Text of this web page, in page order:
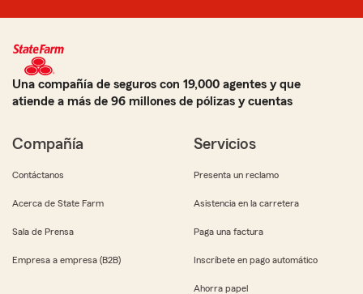
Una compañía de seguros con 19,000 agentes y que
atiende a más de 96 millones de pólizas y cuentas
Compañía
Contáctanos
Acerca de State Farm
Sala de Prensa
Empresa a empresa (B2B)
Servicios
Presenta un reclamo
Asistencia en la carretera
Paga una factura
Inscríbete en pago automático
Ahorra papel